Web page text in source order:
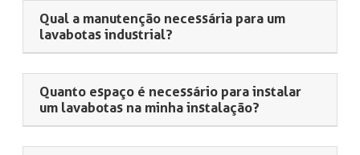
Qual a manutenção necessária para um
lavabotas industrial?
Quanto espaço é necessário para instalar
um lavabotas na minha instalação?